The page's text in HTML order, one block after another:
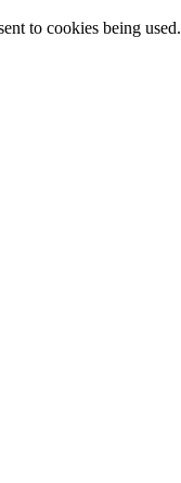
to cookies being used.